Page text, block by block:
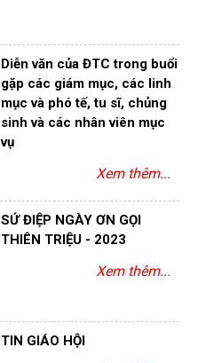
Diễn văn của ĐTC trong buổi
gặp các giám mục, các linh
mục và phó tế, tu sĩ, chủng
sinh và các nhân viên mục
vụ
Xem thêm...
SỨ ĐIỆP NGÀY ƠN GỌI
THIÊN TRIỆU - 2023
Xem thêm...
TIN GIÁO HỘI